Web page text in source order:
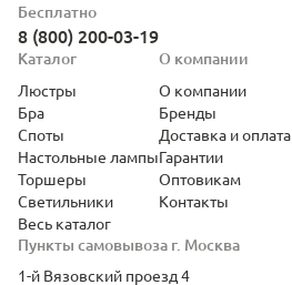
Бесплатно
8 (800) 200-03-19
Пункты самовывоза г. Москва
1-й Вязовский проезд 4
Каталог
Люстры
Бра
Споты
Настольные лампы
Торшеры
Светильники
Весь каталог
О компании
О компании
Бренды
Доставка и оплата
Гарантии
Оптовикам
Контакты